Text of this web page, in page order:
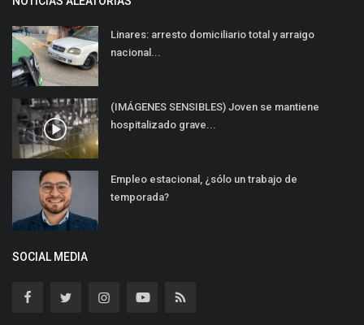
Linares: arresto domiciliario total y arraigo
nacional...
(IMÁGENES SENSIBLES) Joven se mantiene
hospitalizado grave...
Empleo estacional, ¿sólo un trabajo de
temporada?
SOCIAL MEDIA